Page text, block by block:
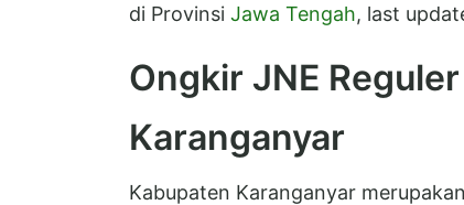
di Provinsi Jawa Tengah, last
Ongkir JNE
Karanganyar
Kabupaten Karanganyar